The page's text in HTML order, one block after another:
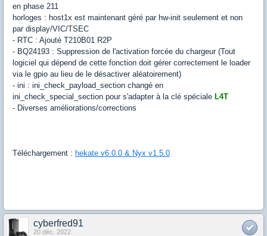
en phase 211
horloges : host1x est maintenant géré par hw-init seulement et non
par display/VIC/TSEC
- RTC : Ajouté T210B01 R2P
- BQ24193 : Suppression de l'activation forcée du chargeur (Tout
logiciel qui dépend de cette fonction doit gérer correctement le loader
via le gpio au lieu de le désactiver aléatoirement)
- ini : ini_check_payload_section changé en
ini_check_special_section pour s'adapter à la clé spéciale L4T
- Diverses améliorations/corrections
Téléchargement : hekate v6.0.0 & Nyx v1.5.0
cyberfred91
20 déc. 2022